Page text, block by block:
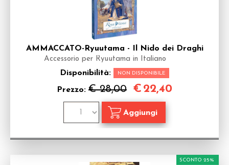
AMMACCATO-Ryuutama - Il Nido dei Draghi
Accessorio per Ryuutama in Italiano
Disponibilità: NON DISPONIBILE
Prezzo: € 28,00 € 22,40
SCONTO 25%